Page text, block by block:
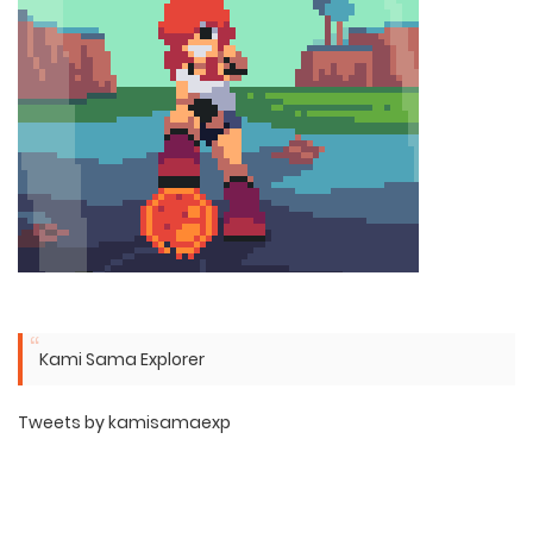
Kami Sama Explorer
Tweets by kamisamaexp